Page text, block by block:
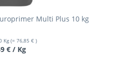
Multi Plus 10 kg
Kg (= 76,85 € )
€ / Kg